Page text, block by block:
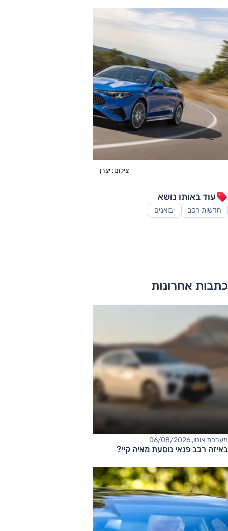
צילום: יצרן
עוד באותו נושא
חדשות רכב יבואנים
כתבות אחרונות
מערכת אוטו, 06/08/2026
באיזה רכב פנאי נוסעת מאיה קיי?